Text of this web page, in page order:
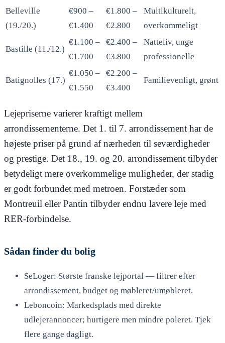
Belleville
(19./20.)
€900 –
€1.400
€1.800 –
€2.800
Multikulturelt,
overkommeligt
Bastille (11./12.)
€1.100 –
€1.700
€2.400 –
€3.800
Natteliv, unge
professionelle
Batignolles (17.)
€1.050 –
€1.550
€2.200 –
€3.400
Familievenligt, grønt
Lejepriserne varierer kraftigt mellem
arrondissementerne. Det 1. til 7. arrondissement har de
højeste priser på grund af nærheden til seværdigheder
og prestige. Det 18., 19. og 20. arrondissement tilbyder
betydeligt mere overkommelige muligheder, der stadig
er godt forbundet med metroen. Forstæder som
Montreuil eller Pantin tilbyder endnu lavere leje med
RER-forbindelse.
Sådan finder du bolig
SeLoger: Største franske lejportal — filtrer efter
arrondissement, budget og møbleret/umøbleret.
Leboncoin: Markedsplads med direkte
udlejerannoncer; hurtigere men mindre poleret. Tjek
flere gange dagligt.